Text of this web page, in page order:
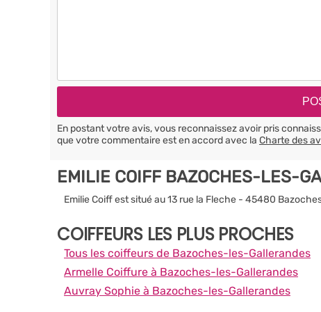
En postant votre avis, vous reconnaissez avoir pris
que votre commentaire est en accord avec la Charte des
EMILIE COIFF BAZOCHES-LES-
Emilie Coiff est situé au 13 rue la Fleche - 45480
COIFFEURS LES PLUS PROCHES
Tous les coiffeurs de Bazoches-les-Gallerandes
Armelle Coiffure à Bazoches-les-Gallerandes
Auvray Sophie à Bazoches-les-Gallerandes